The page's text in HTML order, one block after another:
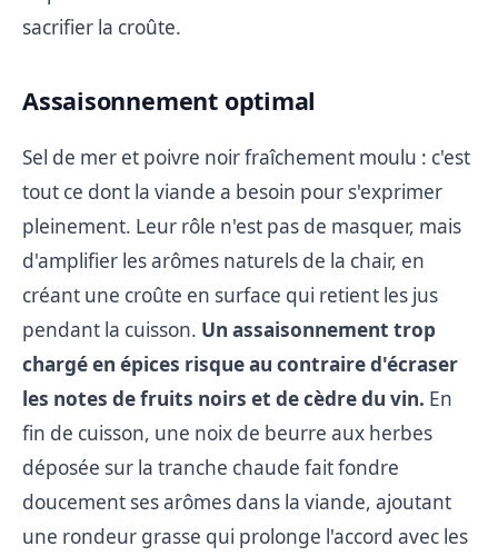
sacrifier la croûte.
Assaisonnement optimal
Sel de mer et poivre noir fraîchement moulu : c'est
tout ce dont la viande a besoin pour s'exprimer
pleinement. Leur rôle n'est pas de masquer, mais
d'amplifier les arômes naturels de la chair, en
créant une croûte en surface qui retient les jus
pendant la cuisson. Un assaisonnement trop
chargé en épices risque au contraire d'écraser
les notes de fruits noirs et de cèdre du vin. En
fin de cuisson, une noix de beurre aux herbes
déposée sur la tranche chaude fait fondre
doucement ses arômes dans la viande, ajoutant
une rondeur grasse qui prolonge l'accord avec les